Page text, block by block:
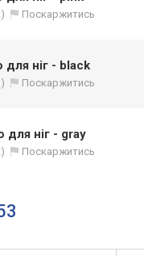
Поскаржитись
для ніг - black
Поскаржитись
для ніг - gray
Поскаржитись